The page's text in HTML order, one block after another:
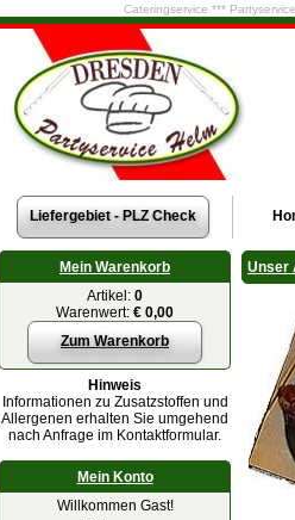
Cateringservice ***
Liefergebiet - PLZ Check
Mein Warenkorb
Artikel: 0
Warenwert: € 0,00
Zum Warenkorb
Hinweis
Informationen zu Zusatzstoffen und
Allergenen erhalten Sie umgehend
nach Anfrage im Kontaktformular.
Mein Konto
Willkommen Gast!
Unser